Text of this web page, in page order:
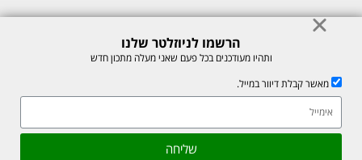
© כל הזכויות לתוכן באתר שמורות למיכל רוזנבך 2026. אין להעתיק או לשכפל
אתר זה מוגן על ידי reCAPTCHA של חברת Google, לצפייה ב-
גלילה
הרשמו לניוזלטר שלנו
ותהיו מעודכנים בכל פעם שאני מעלה מתכון חדש
מאשר קבלת דיוור במייל.
שליחה